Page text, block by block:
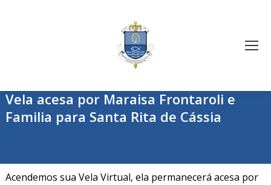
Vela acesa por Maraisa Frontaroli e
Familia para Santa Rita de Cássia
Acendemos sua Vela Virtual, ela permanecerá acesa por